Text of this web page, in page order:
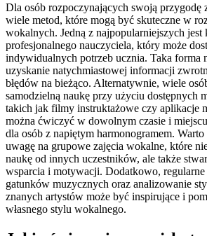
Dla osób rozpoczynających swoją przygodę
wiele metod, które mogą być skuteczne w
wokalnych. Jedną z najpopularniejszych jest
profesjonalnego nauczyciela, który może
indywidualnych potrzeb ucznia. Taka forma
uzyskanie natychmiastowej informacji
błędów na bieżąco. Alternatywnie, wiele
samodzielną naukę przy użyciu dostępnych
takich jak filmy instruktażowe czy aplikacje
można ćwiczyć w dowolnym czasie i
dla osób z napiętym harmonogramem.
uwagę na grupowe zajęcia wokalne, które
naukę od innych uczestników, ale także
wsparcia i motywacji. Dodatkowo, regularne
gatunków muzycznych oraz analizowanie
znanych artystów może być inspirujące i
własnego stylu wokalnego.